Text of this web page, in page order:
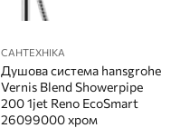
САНТЕХНІКА
Душова система hansgrohe
Vernis Blend Showerpipe
200 1jet Reno EcoSmart
26099000 хром